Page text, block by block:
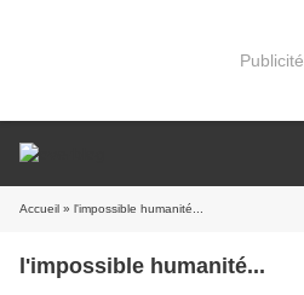
Publicité
Accueil » l'impossible humanité...
l'impossible humanité...